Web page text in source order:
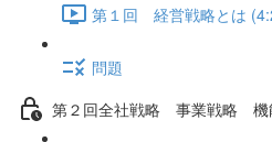
第１回 経営戦略とは
問題
第２回全社戦略 事業戦略 機